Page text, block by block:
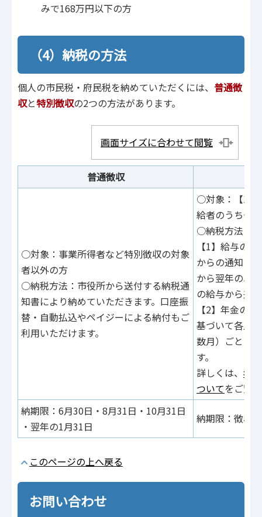
みで168万円以下の方
（4）納税の方法
個人の市民税・府民税を納めていただくには、 普通徴
収と特別徴収の2つの方法があります。
画面サイズに合わせて閲覧
普通徴収
○対象：事業所得者など特別徴収の対象
者以外の方
○納税方法：市役所から送付する納税通
知書により納めていただきます。口座振
替・自動払込やペイジーによる納付もご
利用いただけます。
○対象：【1】
給者のうち一
○納税方法：
【1】給与の
からの通知に
から翌年の5
の給与から差
【2】年金の
基づいて各人
数月）ごとに
す。
詳しくは、 年
ついてをご覧
納期限：6月30日・8月31日・10月31日
・翌年の1月31日
納期限：徴収
このページの上へ戻る
お問い合わせ